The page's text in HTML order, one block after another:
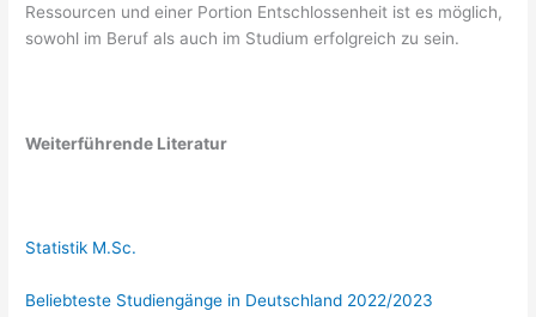
Ressourcen und einer Portion Entschlossenheit ist es möglich,
sowohl im Beruf als auch im Studium erfolgreich zu sein.
Weiterführende Literatur
Statistik M.Sc.
Beliebteste Studiengänge in Deutschland 2022/2023